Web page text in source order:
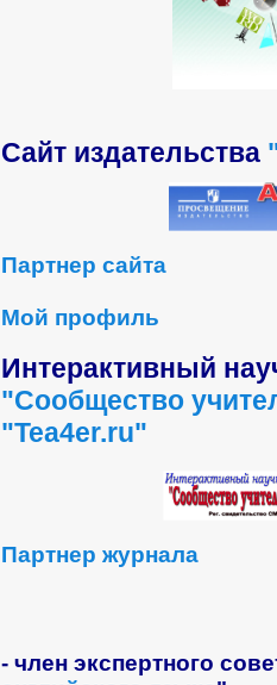
Сайт издательства
Партнер сайта
Мой профиль
Интерактивный
"Сообщество
"Tea4er.ru"
Партнер журнала
- член экспертного